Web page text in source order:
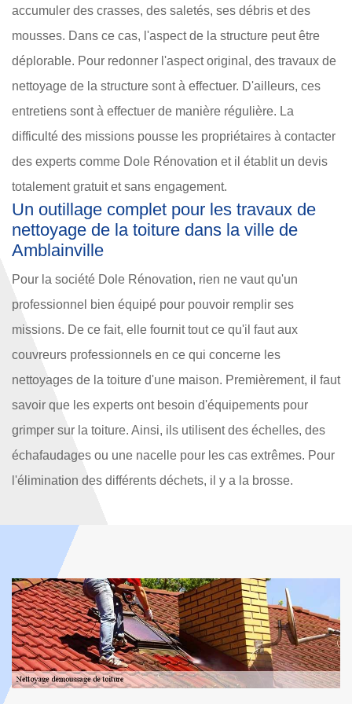
accumuler des crasses, des saletés, ses débris et des
mousses. Dans ce cas, l'aspect de la structure peut être
déplorable. Pour redonner l'aspect original, des travaux de
nettoyage de la structure sont à effectuer. D'ailleurs, ces
entretiens sont à effectuer de manière régulière. La
difficulté des missions pousse les propriétaires à contacter
des experts comme Dole Rénovation et il établit un devis
totalement gratuit et sans engagement.
Un outillage complet pour les travaux de
nettoyage de la toiture dans la ville de
Amblainville
Pour la société Dole Rénovation, rien ne vaut qu'un
professionnel bien équipé pour pouvoir remplir ses
missions. De ce fait, elle fournit tout ce qu'il faut aux
couvreurs professionnels en ce qui concerne les
nettoyages de la toiture d'une maison. Premièrement, il faut
savoir que les experts ont besoin d'équipements pour
grimper sur la toiture. Ainsi, ils utilisent des échelles, des
échafaudages ou une nacelle pour les cas extrêmes. Pour
l'élimination des différents déchets, il y a la brosse.